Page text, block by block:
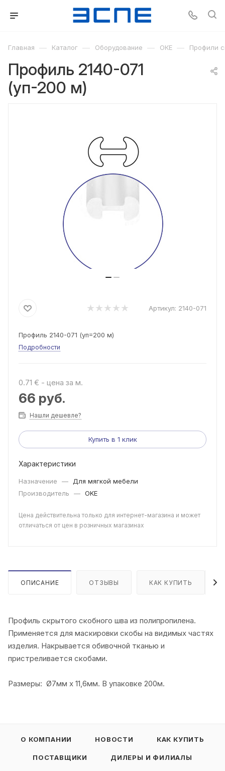
Главная — Каталог — Оборудование — ОКЕ — Профили
Профиль 2140-071
(уп-200 м)
Артикул: 2140-071
Профиль 2140-071 (уп=200 м)
Подробности
0.71 € - цена за м.
66 руб.
Нашли дешевле?
Купить в 1 клик
Характеристики
Назначение —
Для мягкой мебели
Производитель
— OKE
Цена действительна только для интернет-магазина и может
отличаться от цен в розничных магазинах
ОПИСАНИЕ ОТЗЫВЫ КАК КУПИТЬ
Профиль скрытого скобного шва из полипропилена.
Применяется для маскировки скобы на видимых частях
изделия. Накрывается обивочной тканью и
пристреливается скобами.
Размеры: Ø7мм х 11,6мм. В упаковке 200м.
О КОМПАНИИ НОВОСТИ КАК КУПИТЬ
ПОСТАВЩИКИ ДИЛЕРЫ И ФИЛИАЛЫ